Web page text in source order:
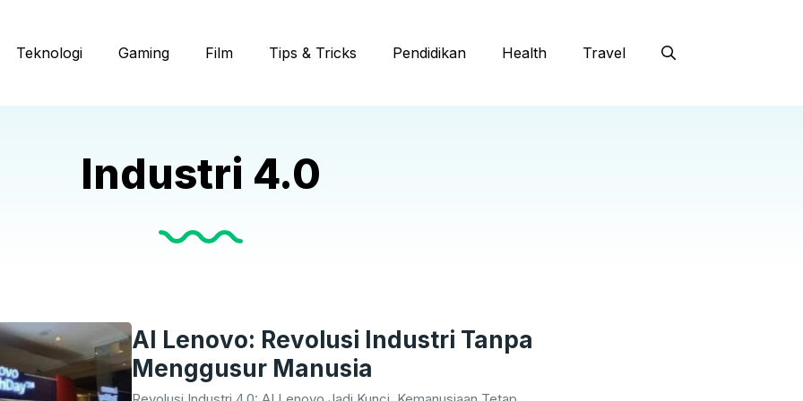
Teknologi Gaming Film Tips & Tricks Pendidikan Health Travel
Industri 4.0
AI Lenovo: Revolusi Industri Tanpa
Menggusur Manusia